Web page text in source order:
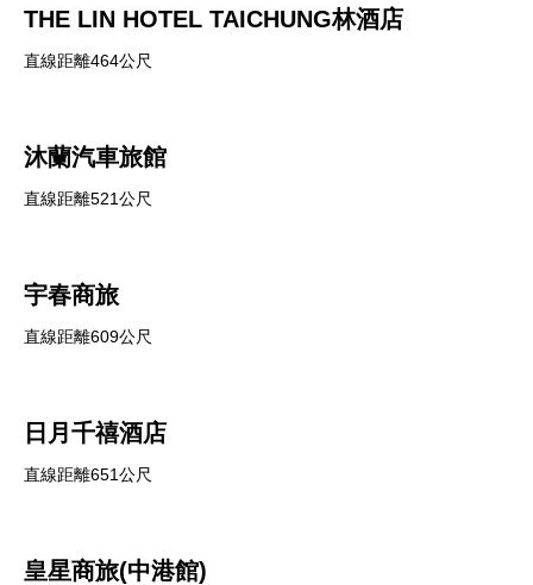
THE LIN HOTEL TAICHUNG林酒店
直線距離464公尺
沐蘭汽車旅館
直線距離521公尺
宇春商旅
直線距離609公尺
日月千禧酒店
直線距離651公尺
皇星商旅(中港館)